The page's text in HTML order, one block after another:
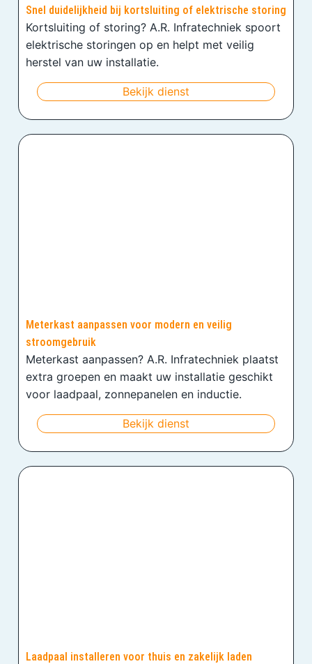
Snel duidelijkheid bij kortsluiting of elektrische storing
Kortsluiting of storing? A.R. Infratechniek spoort
elektrische storingen op en helpt met veilig
herstel van uw installatie.
Bekijk dienst
Meterkast aanpassen voor modern en veilig
stroomgebruik
Meterkast aanpassen? A.R. Infratechniek plaatst
extra groepen en maakt uw installatie geschikt
voor laadpaal, zonnepanelen en inductie.
Bekijk dienst
Laadpaal installeren voor thuis en zakelijk laden